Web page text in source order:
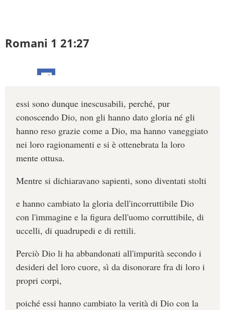
Romani 1 21:27
essi sono dunque inescusabili, perché, pur
conoscendo Dio, non gli hanno dato gloria né gli
hanno reso grazie come a Dio, ma hanno vaneggiato
nei loro ragionamenti e si è ottenebrata la loro
mente ottusa.
Mentre si dichiaravano sapienti, sono diventati stolti
e hanno cambiato la gloria dell'incorruttibile Dio
con l'immagine e la figura dell'uomo corruttibile, di
uccelli, di quadrupedi e di rettili.
Perciò Dio li ha abbandonati all'impurità secondo i
desideri del loro cuore, sì da disonorare fra di loro i
propri corpi,
poiché essi hanno cambiato la verità di Dio con la